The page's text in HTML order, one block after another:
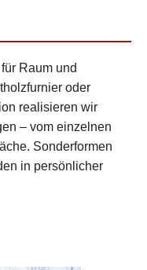
Raum und
oder
realisieren wir
– vom einzelnen
Sonderformen
in persönlicher